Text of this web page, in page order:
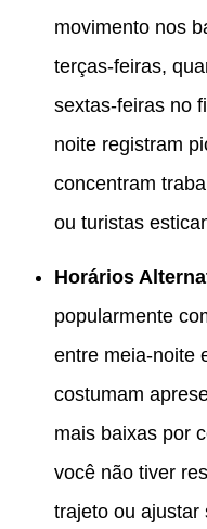
movimento nos
terças-feiras,
sextas-feiras no
noite registram
concentram
ou turistas
Horários
popularmente
entre meia-noite
costumam
mais baixas por
você não tiver
trajeto ou ajustar